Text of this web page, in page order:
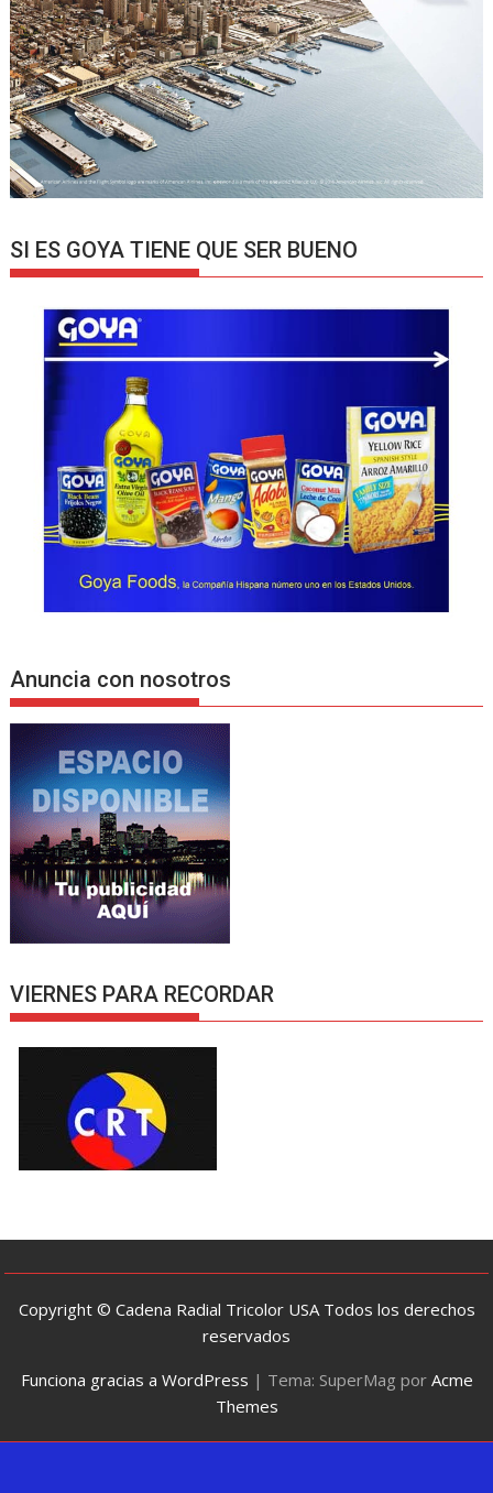
SI ES GOYA TIENE QUE SER BUENO
Anuncia con nosotros
VIERNES PARA RECORDAR
Copyright © Cadena Radial Tricolor USA Todos los derechos
reservados
Funciona gracias a WordPress | Tema: SuperMag por Acme
Themes